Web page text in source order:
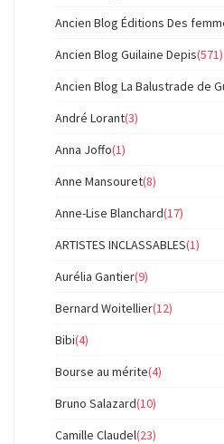
Ancien Blog Éditions Des
Ancien Blog Guilaine Depis(571)
Ancien Blog La Balustrade de
André Lorant(3)
Anna Joffo(1)
Anne Mansouret(8)
Anne-Lise Blanchard(17)
ARTISTES INCLASSABLES(1)
Aurélia Gantier(9)
Bernard Woitellier(12)
Bibi(4)
Bourse au mérite(4)
Bruno Salazard(10)
Camille Claudel(23)